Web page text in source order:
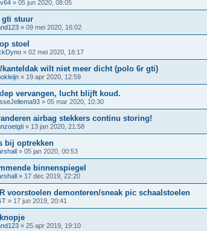
» 05 jun 2020, 08:05
gti stuur
» 09 mei 2020, 16:02
stoel
» 02 mei 2020, 18:17
kanteldak wilt niet meer dicht (polo 6r gti)
» 19 apr 2020, 12:59
vervangen, lucht blijft koud.
» 05 mar 2020, 10:30
airbag stekkers continu storing!
» 13 jan 2020, 21:58
bij optrekken
» 05 jan 2020, 00:53
binnenspiegel
» 17 dec 2019, 22:20
voorstoelen demonteren/sneak pic schaalstoelen
» 17 jun 2019, 20:41
» 25 apr 2019, 19:10